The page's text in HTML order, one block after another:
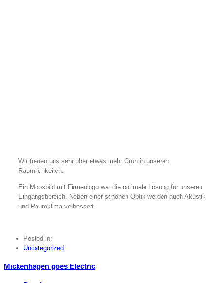
Wir freuen uns sehr über etwas mehr Grün in unseren
Räumlichkeiten.
Ein Moosbild mit Firmenlogo war die optimale Lösung für unseren
Eingangsbereich. Neben einer schönen Optik werden auch Akustik
und Raumklima verbessert.
Posted in:
Uncategorized
Mickenhagen goes Electric